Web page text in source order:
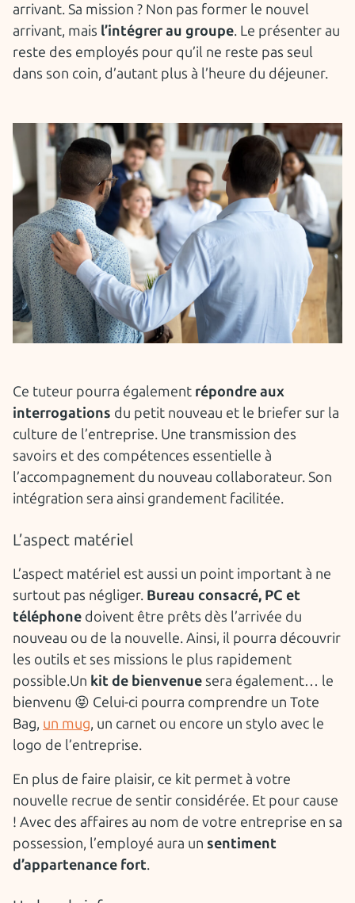
arrivant. Sa mission ? Non pas former le nouvel
arrivant, mais l’intégrer au groupe. Le présenter au
reste des employés pour qu’il ne reste pas seul
dans son coin, d’autant plus à l’heure du déjeuner.
Ce tuteur pourra également répondre aux
interrogations du petit nouveau et le briefer sur la
culture de l’entreprise. Une transmission des
savoirs et des compétences essentielle à
l’accompagnement du nouveau collaborateur. Son
intégration sera ainsi grandement facilitée.
L’aspect matériel
L’aspect matériel est aussi un point important à ne
surtout pas négliger. Bureau consacré, PC et
téléphone doivent être prêts dès l’arrivée du
nouveau ou de la nouvelle. Ainsi, il pourra découvrir
les outils et ses missions le plus rapidement
possible.Un kit de bienvenuesera également… le
bienvenu 😝 Celui-ci pourra comprendre un Tote
Bag, un mug, un carnet ou encore un stylo avec le
logo de l’entreprise.
En plus de faire plaisir, ce kit permet à votre
nouvelle recrue de sentir considérée. Et pour cause
! Avec des affaires au nom de votre entreprise en sa
possession, l’employé aura un sentiment
d’appartenance fort.